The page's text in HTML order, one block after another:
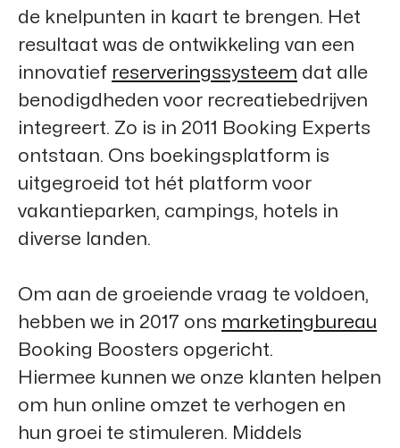
de knelpunten in kaart te brengen. Het
resultaat was de ontwikkeling van een
innovatief reserveringssysteem dat alle
benodigdheden voor recreatiebedrijven
integreert. Zo is in 2011 Booking Experts
ontstaan. Ons boekingsplatform is
uitgegroeid tot hét platform voor
vakantieparken, campings, hotels in
diverse landen.
Om aan de groeiende vraag te voldoen,
hebben we in 2017 ons marketingbureau
Booking Boosters opgericht.
Hiermee kunnen we onze klanten helpen
om hun online omzet te verhogen en
hun groei te stimuleren. Middels